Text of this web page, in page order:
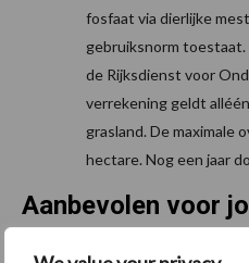
fosfaat via dierlijke
gebruiksnorm toestaat.
de Rijksdienst voor
verrekening geldt
grasland. De maximale
hectare. Nog een jaar
Aanbevolen voor